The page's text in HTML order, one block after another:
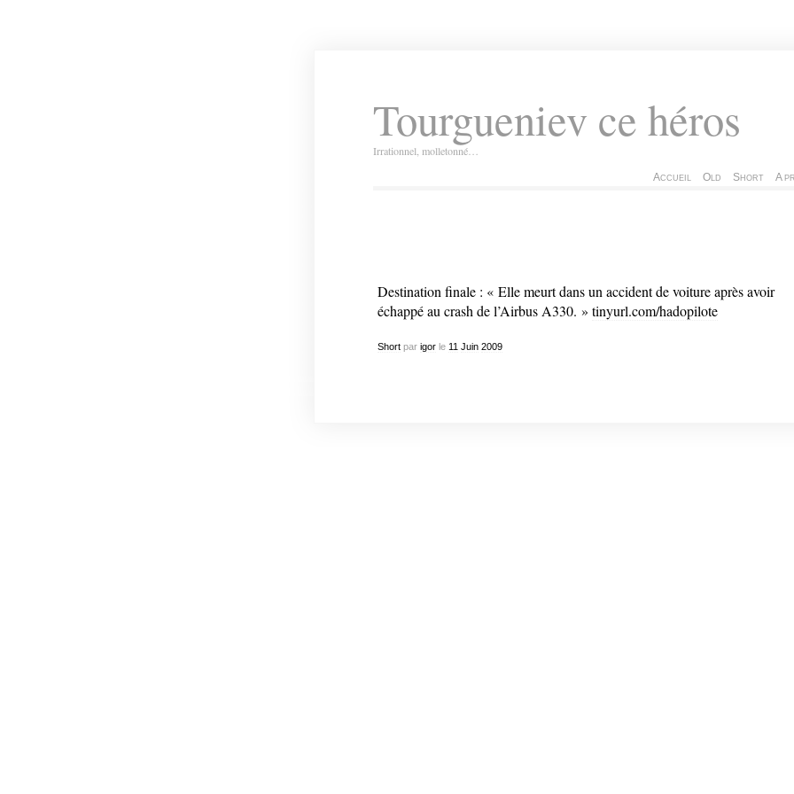
Tourgueniev ce héros
Irrationnel, molletonné…
Accueil Old Short A
Destination finale : « Elle meurt dans un accident de voiture après avoir
échappé au crash de l’Airbus A330. » tinyurl.com/hadopilote
Shortpar igorle 11 Juin 2009